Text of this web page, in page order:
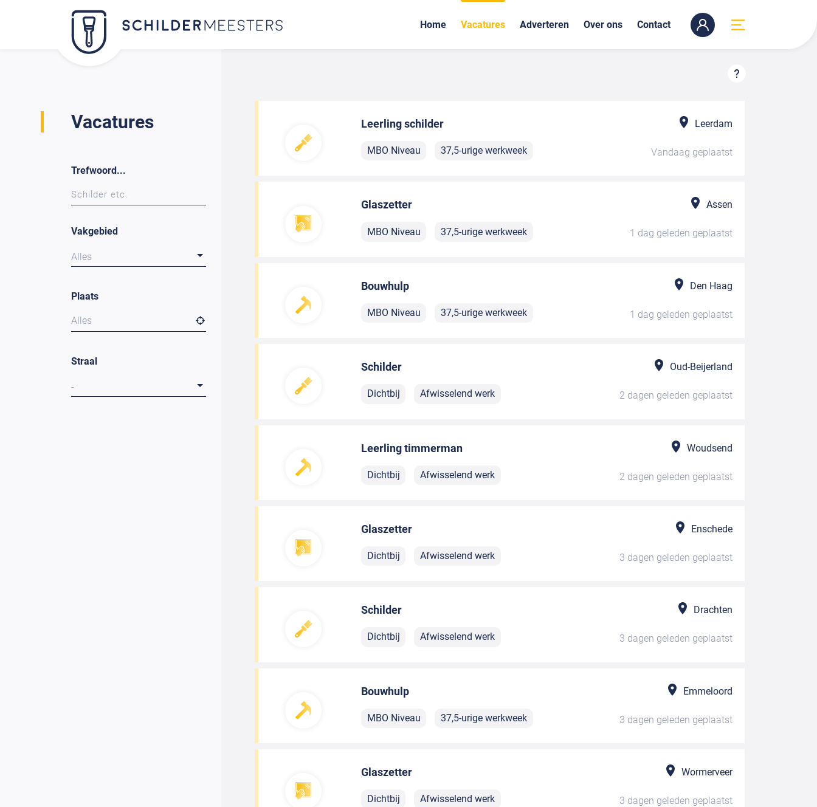
Home Vacatures Adverteren Over ons Contact
Vacatures
Trefwoord...
Vakgebied
Alles
Plaats
Alles
Straal
-
Leerling schilder Leerdam
MBO Niveau 37,5-urige werkweek Vandaag geplaatst
Glaszetter Assen
MBO Niveau 37,5-urige werkweek 1 dag geleden geplaatst
Bouwhulp Den Haag
MBO Niveau 37,5-urige werkweek 1 dag geleden geplaatst
Schilder Oud-Beijerland
Dichtbij Afwisselend werk 2 dagen geleden geplaatst
Leerling timmerman Woudsend
Dichtbij Afwisselend werk 2 dagen geleden geplaatst
Glaszetter Enschede
Dichtbij Afwisselend werk 3 dagen geleden geplaatst
Schilder Drachten
Dichtbij Afwisselend werk 3 dagen geleden geplaatst
Bouwhulp Emmeloord
MBO Niveau 37,5-urige werkweek 3 dagen geleden geplaatst
Glaszetter Wormerveer
Dichtbij Afwisselend werk 3 dagen geleden geplaatst